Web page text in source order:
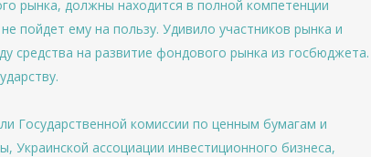
рынка, должны находится в полной компетенции
пойдет ему на пользу. Удивило участников рынка и
средства на развитие фондового рынка из госбюджета.
Государственной комиссии по ценным бумагам и
ассоциации инвестиционного бизнеса,